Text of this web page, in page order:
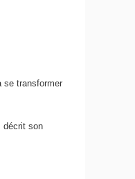
se transformer
, décrit son